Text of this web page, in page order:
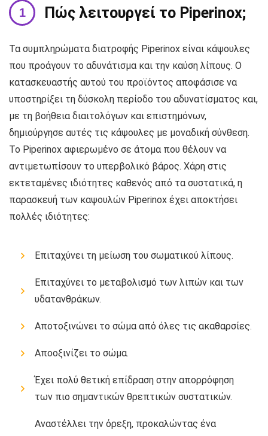
Πώς λειτουργεί το Piperinox;
Τα συμπληρώματα διατροφής Piperinox είναι κάψουλες
που προάγουν το αδυνάτισμα και την καύση λίπους. Ο
κατασκευαστής αυτού του προϊόντος αποφάσισε να
υποστηρίξει τη δύσκολη περίοδο του αδυνατίσματος και,
με τη βοήθεια διαιτολόγων και επιστημόνων,
δημιούργησε αυτές τις κάψουλες με μοναδική σύνθεση.
Το Piperinox αφιερωμένο σε άτομα που θέλουν να
αντιμετωπίσουν το υπερβολικό βάρος. Χάρη στις
εκτεταμένες ιδιότητες καθενός από τα συστατικά, η
παρασκευή των καψουλών Piperinox έχει αποκτήσει
πολλές ιδιότητες:
Επιταχύνει τη μείωση του σωματικού λίπους.
Επιταχύνει το μεταβολισμό των λιπών και των
υδατανθράκων.
Αποτοξινώνει το σώμα από όλες τις ακαθαρσίες.
Αποοξινίζει το σώμα.
Έχει πολύ θετική επίδραση στην απορρόφηση
των πιο σημαντικών θρεπτικών συστατικών.
Αναστέλλει την όρεξη, προκαλώντας ένα